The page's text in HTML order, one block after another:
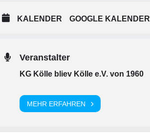
KALENDER GOOGLE KALENDER
Veranstalter
KG Kölle bliev Kölle e.V. von 1960
MEHR ERFAHREN